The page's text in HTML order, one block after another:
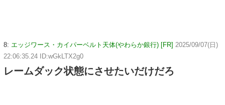
8: エッジワース・カイパーベルト天体(やわらか銀行) [FR] 2025/09/07(日)
22:06:35.24 ID:wGkLTX2g0
レームダック状態にさせたいだけだろ